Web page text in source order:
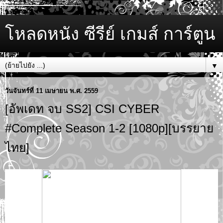
โหลดหนัง ซีรีย์ เกมส์ การ์ตูน
▼
วันจันทร์ที่ 11 เมษายน พ.ศ. 2559
[อัพเดท จบ SS2] CSI CYBER
#Complete Season 1-2 [1080p][บรรยาย
ไทย]